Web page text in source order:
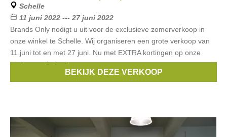
Schelle
11 juni 2022 --- 27 juni 2022
Brands Only nodigt u uit voor de exclusieve zomerverkoop in
onze winkel te Schelle. Wij organiseren een grote verkoop van
11 juni tot en met 27 juni. Nu met EXTRA kortingen op onze
reeds verminderde
Guess,Armani,Liu Jo,Hugo Boss
BEKIJK DEZE VERKOOP